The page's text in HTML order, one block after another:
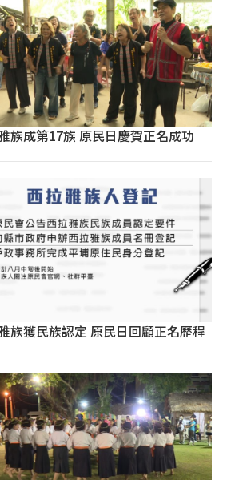
族成第17族 原民日慶賀正名成功
族獲民族認定 原民日回顧正名歷程